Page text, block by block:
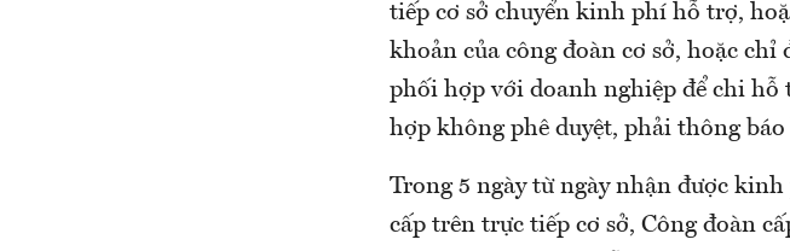
tiếp cơ sở chuyển kinh phí hỗ trợ,
khoản của công đoàn cơ sở, hoặc chỉ
phối hợp với doanh nghiệp để chi
hợp không phê duyệt, phải thông
Trong 5 ngày từ ngày nhận được
cấp trên trực tiếp cơ sở, Công đoàn